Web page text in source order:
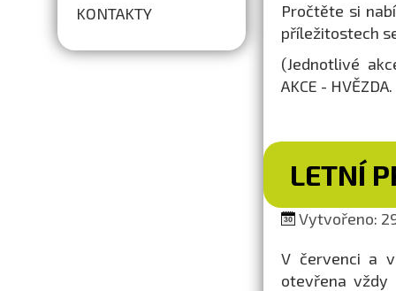
KONTAKTY
Pročtěte si
příležitostech
(Jednotlivé
AKCE -
LETNÍ
Vytvořeno:
V červenci a
otevřena